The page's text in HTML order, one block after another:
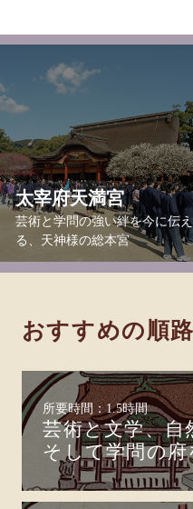
太宰府天満宮
芸術と学問の強い絆を今に伝え
る、天神様の総本宮
おすすめの順路
所要時間：1.5時間
芸術と文学、自
そして学問の